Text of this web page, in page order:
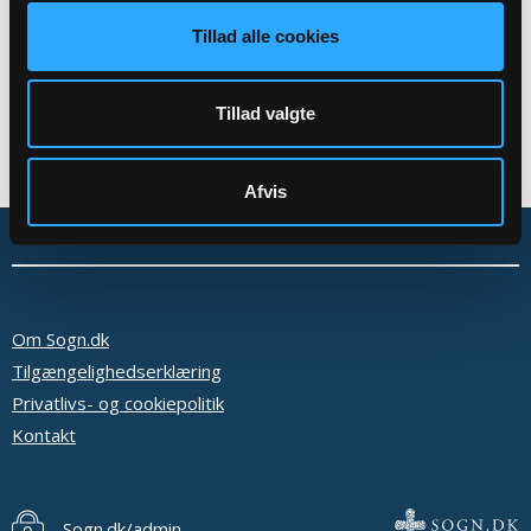
Tillad alle cookies
Tillad valgte
Afvis
Om Sogn.dk
Tilgængelighedserklæring
Privatlivs- og cookiepolitik
Kontakt